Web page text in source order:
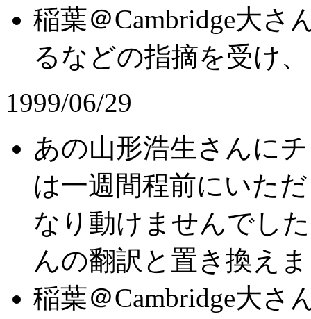
稲葉＠Cambridge大
るなどの指摘を受け
1999/06/29
あの山形浩生さんに
は一週間程前にいた
なり動けませんでし
んの翻訳と置き換え
稲葉＠Cambridge大さ